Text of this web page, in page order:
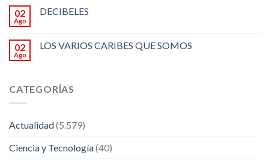
02
Ago
DECIBELES
02
Ago
LOS VARIOS CARIBES QUE SOMOS
CATEGORÍAS
Actualidad(5.579)
Ciencia y Tecnología(40)